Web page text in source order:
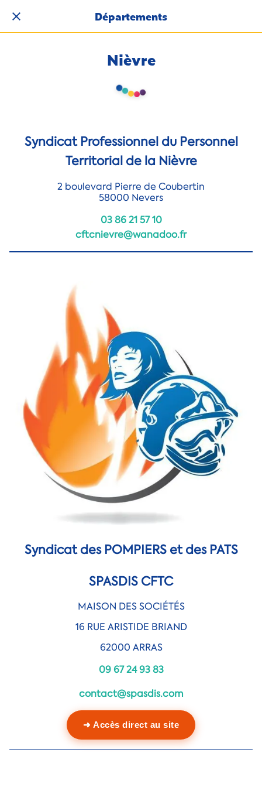
Départements
Nièvre
Syndicat Professionnel du Personnel
Territorial de la Nièvre
2 boulevard Pierre de Coubertin
58000 Nevers
03 86 21 57 10
cftcnievre@wanadoo.fr
Syndicat des POMPIERS et des PATS
SPASDIS CFTC
MAISON DES SOCIÉTÉS
16 RUE ARISTIDE BRIAND
62000 ARRAS
09 67 24 93 83
contact@spasdis.com
➜ Accès direct au site